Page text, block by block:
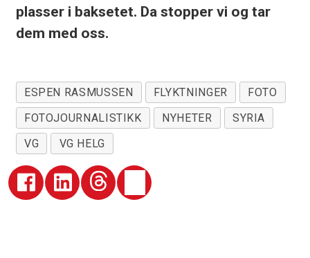
plasser i baksetet. Da stopper vi og tar
dem med oss.
ESPEN RASMUSSEN FLYKTNINGER
FOTO
FOTOJOURNALISTIKK
NYHETER
SYRIA
VG
VG HELG